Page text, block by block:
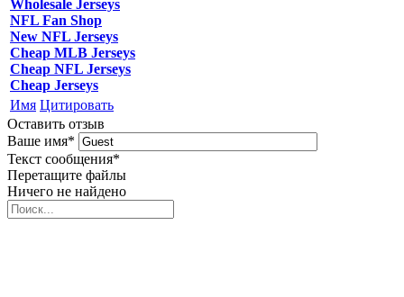
Wholesale Jerseys
NFL Fan Shop
New NFL Jerseys
Cheap MLB Jerseys
Cheap NFL Jerseys
Cheap Jerseys
Имя Цитировать
Оставить отзыв
Ваше имя*
Текст сообщения*
Перетащите файлы
Ничего не найдено